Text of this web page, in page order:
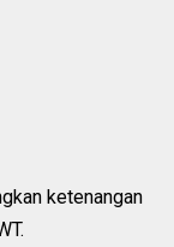
ketenangan